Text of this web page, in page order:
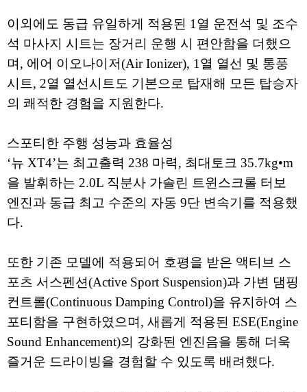
이외에도 동급 유일하게 적용된 1열 운전석 및 조수
석 마사지 시트는 장거리 운행 시 편안함을 더했으
며, 에어 이오나이저(Air Ionizer), 1열 열선 및 통풍
시트, 2열 열선시트도 기본으로 탑재해 모든 탑승자
의 쾌적한 경험을 지원한다.
스포티한 주행 성능과 효율성
‘뉴 XT4’는 최고출력 238 마력, 최대토크 35.7kg•m
을 발휘하는 2.0L 직분사 가솔린 트윈스크롤 터보
엔진과 동급 최고 수준의 자동 9단 변속기를 적용했
다.
또한 기존 모델에 적용되어 호평을 받은 액티브 스
포츠 서스펜션(Active Sport Suspension)과 가변 댐핑
컨트롤(Continuous Damping Control)을 유지하여 스
포티함을 구현하였으며, 새롭게 적용된 ESE(Engine
Sound Enhancement)의 강화된 엔진음을 통해 더욱
즐거운 드라이빙을 경험할 수 있도록 배려했다.